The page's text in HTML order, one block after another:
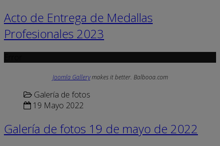
Acto de Entrega de Medallas
Profesionales 2023
Joomla Gallerymakes it better. Balbooa.com
Galería de fotos
19 Mayo 2022
Galería de fotos 19 de mayo de 2022